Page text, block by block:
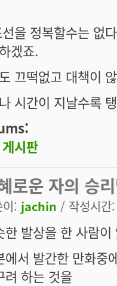
을 정복할수는 없
겠죠.
끄떡없고 대책이
시간이 지날수록
시판
로운 자의 승
: jachin / 작성시
한 발상을 한 사람
에서 발간한 만화중
려 하는 것을